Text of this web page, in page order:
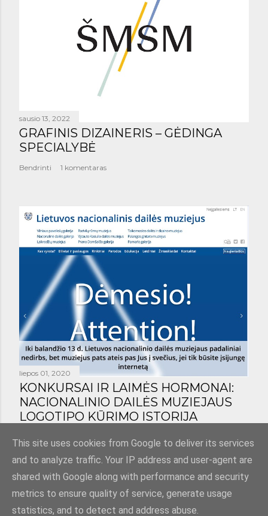
sausio 13, 2022
GRAFINIS DIZAINERIS – GĖDINGA
SPECIALYBĖ
Bendrinti 1 komentaras
liepos 01, 2020
KONKURSAI IR LAIMĖS HORMONAI:
NACIONALINIO DAILĖS MUZIEJAUS
LOGOTIPO KŪRIMO ISTORIJA
Teikia „Blogger“
This site uses cookies from Google to deliver its services
and to analyze traffic. Your IP address and user-agent are
shared with Google along with performance and security
metrics to ensure quality of service, generate usage
statistics, and to detect and address abuse.